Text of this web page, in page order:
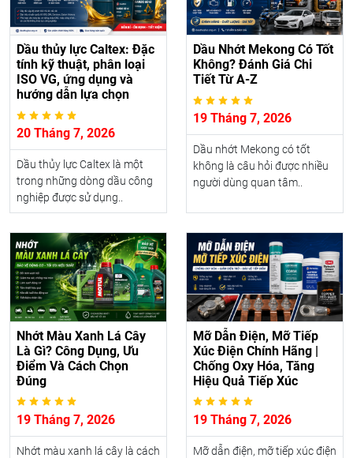
Dầu thủy lực Caltex: Đặc
tính kỹ thuật, phân loại
ISO VG, ứng dụng và
hướng dẫn lựa chọn
20 Tháng 7, 2026
Dầu thủy lực Caltex là một
trong những dòng dầu công
nghiệp được sử dụng..
Dầu Nhớt Mekong Có Tốt
Không? Đánh Giá Chi
Tiết Từ A-Z
19 Tháng 7, 2026
Dầu nhớt Mekong có tốt
không là câu hỏi được nhiều
người dùng quan tâm..
Nhớt Màu Xanh Lá Cây
Là Gì? Công Dụng, Ưu
Điểm Và Cách Chọn
Đúng
19 Tháng 7, 2026
Nhớt màu xanh lá cây là cách
Mỡ Dẫn Điện, Mỡ Tiếp
Xúc Điện Chính Hãng |
Chống Oxy Hóa, Tăng
Hiệu Quả Tiếp Xúc
19 Tháng 7, 2026
Mỡ dẫn điện, mỡ tiếp xúc điện